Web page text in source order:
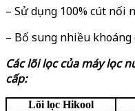
– Sử dụng 100% cút nối
– Bổ sung nhiều
Các lõi lọc củamáy lọc
cấp:
Lõi lọc Hikool